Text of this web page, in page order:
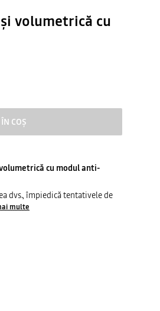
volumetrică cu
COȘ
cu modul anti-
dvs., împiedică tentativele de
multe